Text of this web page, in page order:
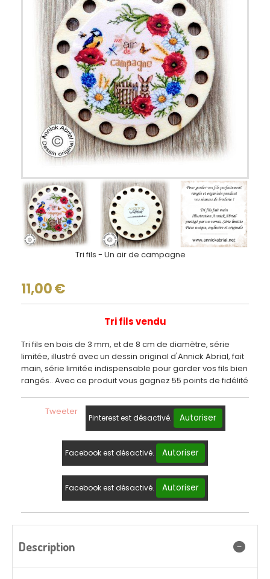
Tri fils - Un air de campagne
11,00€
Tri fils vendu
Tri fils en bois de 3 mm, et de 8 cm de diamètre, série
limitée, illustré avec un dessin original d'Annick Abrial, fait
main, série limitée indispensable pour garder vos fils bien
rangés.. Avec ce produit vous gagnez 55 points de fidélité
Tweeter
Pinterest est désactivé. Autoriser
Facebook est désactivé. Autoriser
Facebook est désactivé. Autoriser
Description